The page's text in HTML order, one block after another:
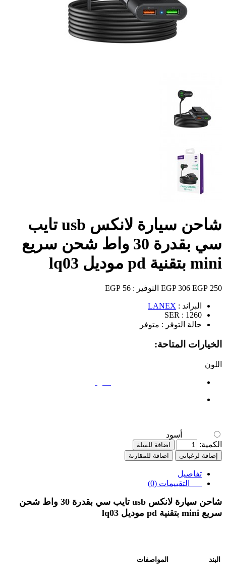
شاحن سيارة لانكس usb تايب
سي بقدرة 30 واط شحن سريع
mini بتقنية pd موديل lq03
250 EGP
306 EGP التوفير : 56 EGP
البراند : LANEX
SER : 1260
حالة التوفر : متوفر
الخيارات المتاحة:
اللون
أسود
الكمية:
اضافة للسلة
إضافة لرغباتي
اضافة للمقارنة
تفاصيل
التقييمات (0)
شاحن سيارة لانكس usb تايب سي بقدرة 30 واط شحن
سريع mini بتقنية pd موديل lq03
البند المواصفات